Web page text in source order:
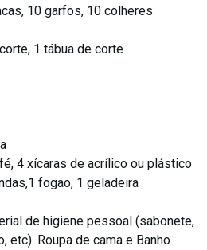
10 garfos, 10 colheres
1 tábua de corte
4 xícaras de acrílico ou plástico
fogao, 1 geladeira
de higiene pessoal (sabonete,
etc). Roupa de cama e Banho